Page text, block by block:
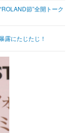
ブログ節”全開トーク
露にたじたじ！